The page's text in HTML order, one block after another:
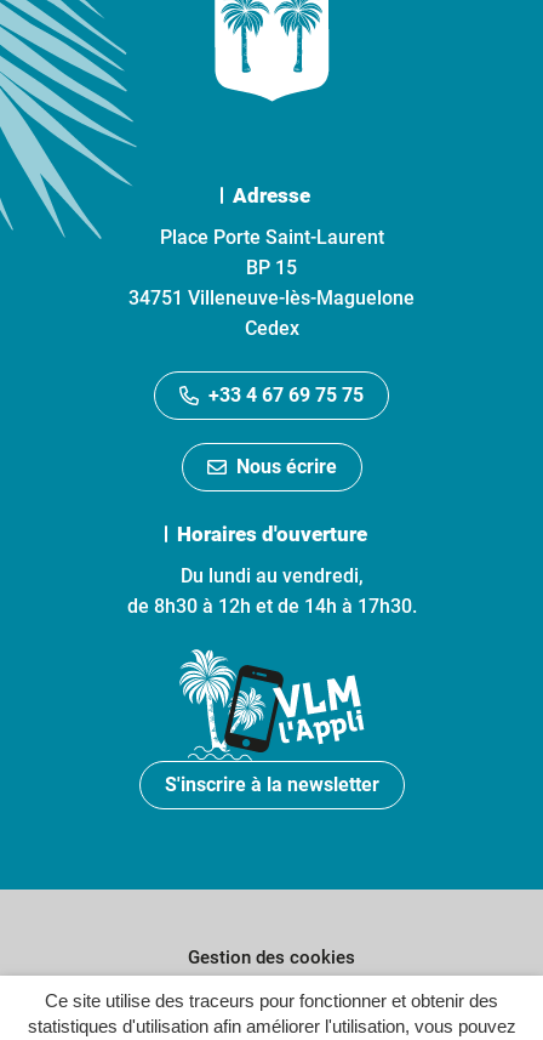
Ce site utilise des traceurs pour fonctionner et obtenir des
statistiques d'utilisation afin améliorer l'utilisation, vous pouvez
Adresse
Place Porte Saint-Laurent
BP 15
34751 Villeneuve-lès-Maguelone
Cedex
+33 4 67 69 75 75
Nous écrire
Horaires d'ouverture
Du lundi au vendredi,
de 8h30 à 12h et de 14h à 17h30.
S'inscrire à la newsletter
Gestion des cookies
Plan du site